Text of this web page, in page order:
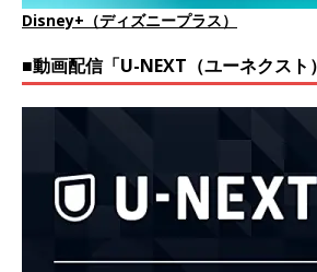
Disney+（ディズニープラス）
■動画配信「U-NEXT（ユーネクスト